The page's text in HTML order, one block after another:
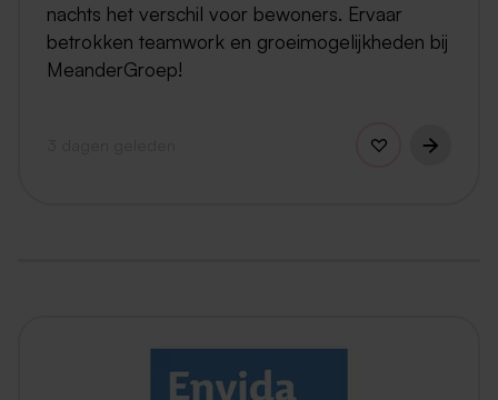
nachts het verschil voor bewoners. Ervaar
betrokken teamwork en groeimogelijkheden bij
MeanderGroep!